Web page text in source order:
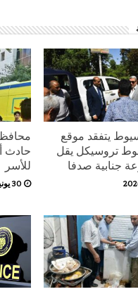
يتفقد موقع
تروسيكل يقل
جنابية صدفا
محافظ
حادث
للأسر
30 يونيو,2026